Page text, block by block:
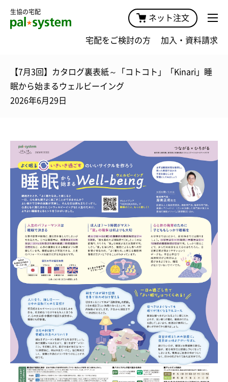
生協の宅配
ネット注文
宅配をご検討の方 加入・資料請求
【7月3回】カタログ裏表紙～「コトコト」「Kinari」睡
眠から始まるウェルビーイング
2026年6月29日